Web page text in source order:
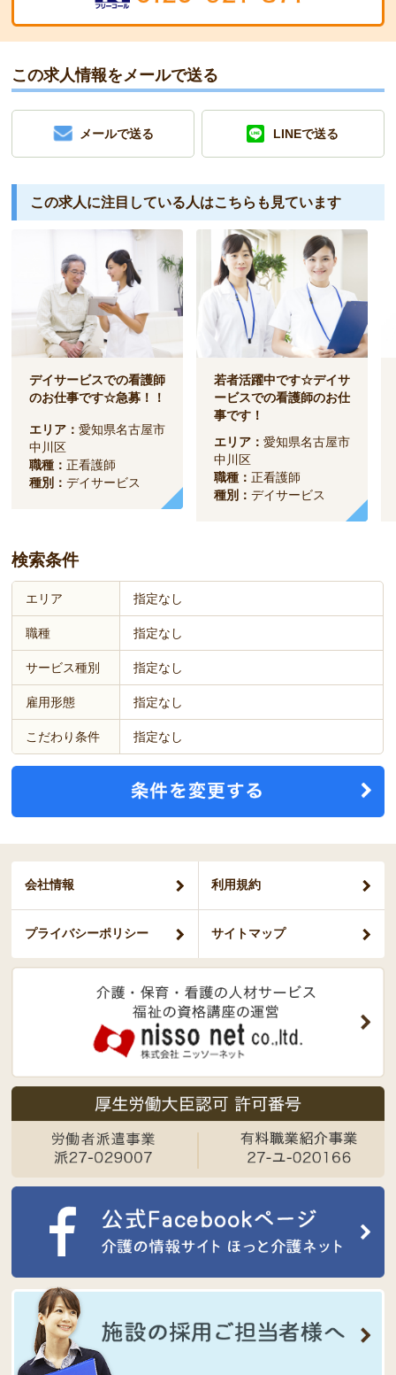
この求人情報をメールで送る
メールで送る LINEで送る
この求人に注目している人はこちらも見ています
デイサービスでの看護師
のお仕事です☆急募！！
エリア：愛知県名古屋市
中川区
職種：正看護師
種別：デイサービス
若者活躍中です☆デイサ
ービスでの看護師のお仕
事です！
エリア：愛知県名古屋市
中川区
職種：正看護師
種別：デイサービス
検索条件
エリア 指定なし
職種 指定なし
サービス種別 指定なし
雇用形態 指定なし
こだわり条件 指定なし
会社情報 利用規約
プライバシーポリシー サイトマップ